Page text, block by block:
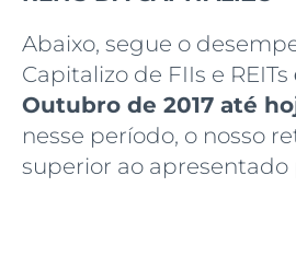
Abaixo, segue o
Capitalizo de FIIs e REITs
Outubro de 2017 até
nesse período, o nosso
superior ao apresentado